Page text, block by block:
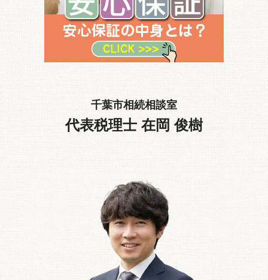
千葉市相続相談室
代表税理士 在岡 俊樹